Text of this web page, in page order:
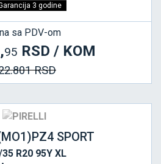
3 godine
sa PDV-om
95 RSD / KOM
RSD
SPORT
R20 95Y XL